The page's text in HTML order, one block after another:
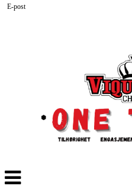
Veksle
navigasjon
E-post